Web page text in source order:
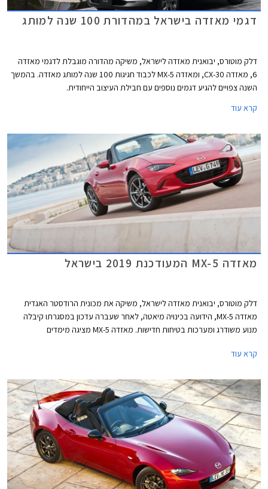
דגמי מאזדה בישראל במהדורת 100 שנה למותג
דלק מוטורס, יבואנית מאזדה לישראל, משיקה מהדורה מוגבלת לדגמי מאזדה
6, מאזדה CX-30, ומאזדה MX-5 לכבוד חגיגות 100 שנה למותג מאזדה. בהמשך
השנה צפויים להגיע דגמים נוספים עם חבילת העיצוב הייחודית.
קרא עוד
מאזדה MX-5 המעודכנת 2019 בישראל
דלק מוטורס, יבואנית מאזדה לישראל, משיקה את מכונית הרודסטר האגדית
מאזדה MX-5, הידועה בכינויה מיאטה, לאחר שעברה עדכון במסגרתו קיבלה
מנוע משודרג ומערכות בטיחות חדישות. מאזדה MX-5 מציגה מימדים
הגלגלים באורך 2,310 מ"מ. תא המטען בנפח 130 ליטרים בלבד.
קרא עוד